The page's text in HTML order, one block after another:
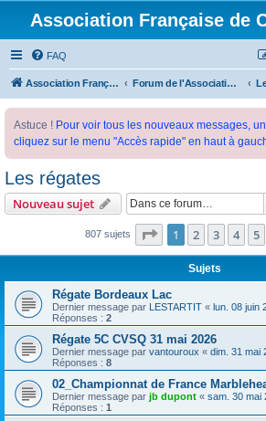
Association Française de
FAQ
Association Française de Classe M Forum de l'Association Française de Classe M
Astuce ! Pour voir tous les nouveaux messages,
cliquez sur le menu "Accès rapide" en haut à
Les régates
Nouveau sujet
807 sujets Page 1sur33
1 2 3 4 5
Sujets
Régate Bordeaux Lac
Dernier message par LESTARTIT « lun. 08 juin
Réponses : 2
Régate 5C CVSQ 31 mai 2026
Dernier message par vantouroux « dim. 31 mai
Réponses : 8
02_Championnat de France
Dernier message par jb dupont « sam. 30 mai
Réponses : 1